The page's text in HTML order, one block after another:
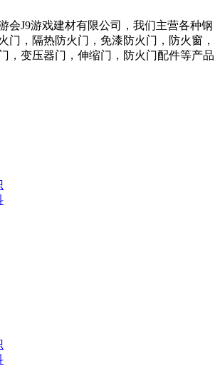
会J9游戏建材有限公司，我们主营各种钢
门，隔热防火门，免漆防火门，防火窗，
，变压器门，伸缩门，防火门配件等产品